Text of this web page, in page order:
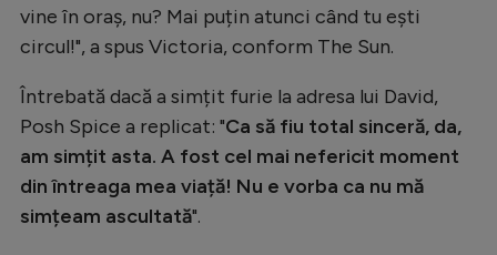
vine în oraș, nu? Mai puțin atunci când tu ești
circul!", a spus Victoria, conform The Sun.
Întrebată dacă a simțit furie la adresa lui David,
Posh Spice a replicat: "Ca să fiu total sinceră, da,
am simțit asta. A fost cel mai nefericit moment
din întreaga mea viață! Nu e vorba ca nu mă
simțeam ascultată".